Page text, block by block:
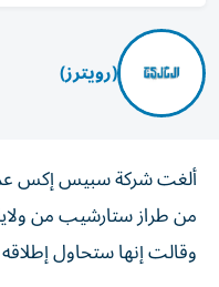
(رويترز)
ألغت شركة سبيس إكس
من طراز ستارشيب من
وقالت إنها ستحاول